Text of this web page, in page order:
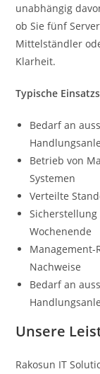
unabhängig
ob Sie fünf
Mittelständler
Klarheit.
Typische
Bedarf an
Betrieb von
Systemen
Verteilte
Sicherstellung
Wochenende
Management-
Nachweise
Bedarf an
Unsere
Rakosun IT